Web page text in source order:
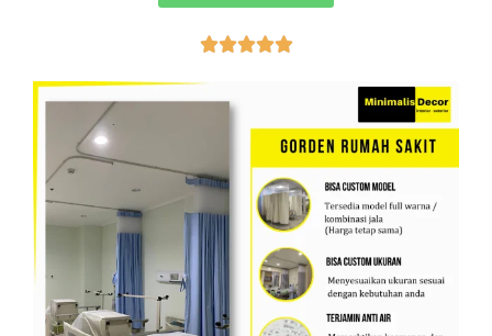
